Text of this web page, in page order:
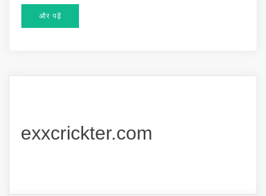
और पढ़ें
exxcrickter.com